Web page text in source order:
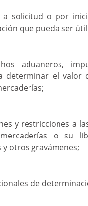
a solicitud o por
que pueda ser
aduaneros,
determinar el valor
y restricciones a
o su
otros gravámenes;
de